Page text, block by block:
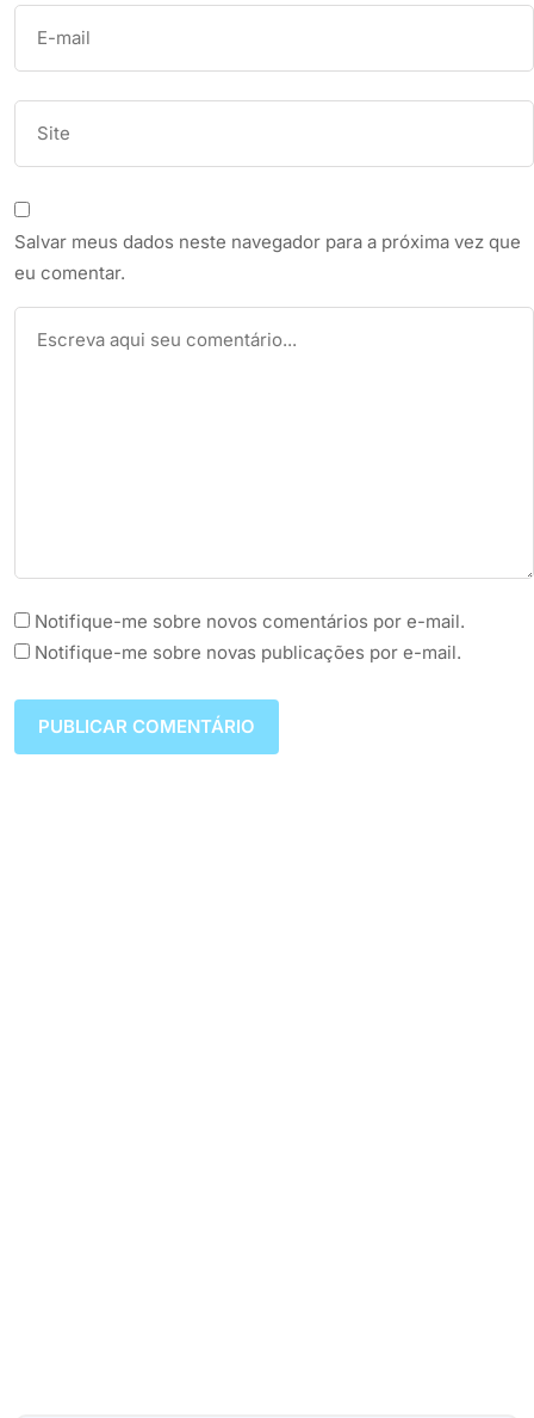
Salvar meus dados neste navegador para a próxima vez que
eu comentar.
Notifique-me sobre novos comentários por e-mail.
Notifique-me sobre novas publicações por e-mail.